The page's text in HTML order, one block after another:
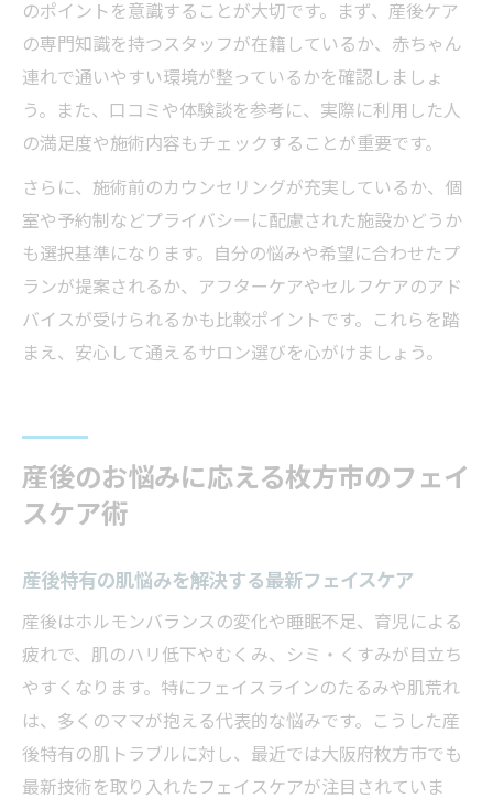
のポイントを意識することが大切です。まず、産後ケア
の専門知識を持つスタッフが在籍しているか、赤ちゃん
連れで通いやすい環境が整っているかを確認しましょ
う。また、口コミや体験談を参考に、実際に利用した人
の満足度や施術内容もチェックすることが重要です。
さらに、施術前のカウンセリングが充実しているか、個
室や予約制などプライバシーに配慮された施設かどうか
も選択基準になります。自分の悩みや希望に合わせたプ
ランが提案されるか、アフターケアやセルフケアのアド
バイスが受けられるかも比較ポイントです。これらを踏
まえ、安心して通えるサロン選びを心がけましょう。
産後のお悩みに応える枚方市のフェイ
スケア術
産後特有の肌悩みを解決する最新フェイスケア
産後はホルモンバランスの変化や睡眠不足、育児による
疲れで、肌のハリ低下やむくみ、シミ・くすみが目立ち
やすくなります。特にフェイスラインのたるみや肌荒れ
は、多くのママが抱える代表的な悩みです。こうした産
後特有の肌トラブルに対し、最近では大阪府枚方市でも
最新技術を取り入れたフェイスケアが注目されていま